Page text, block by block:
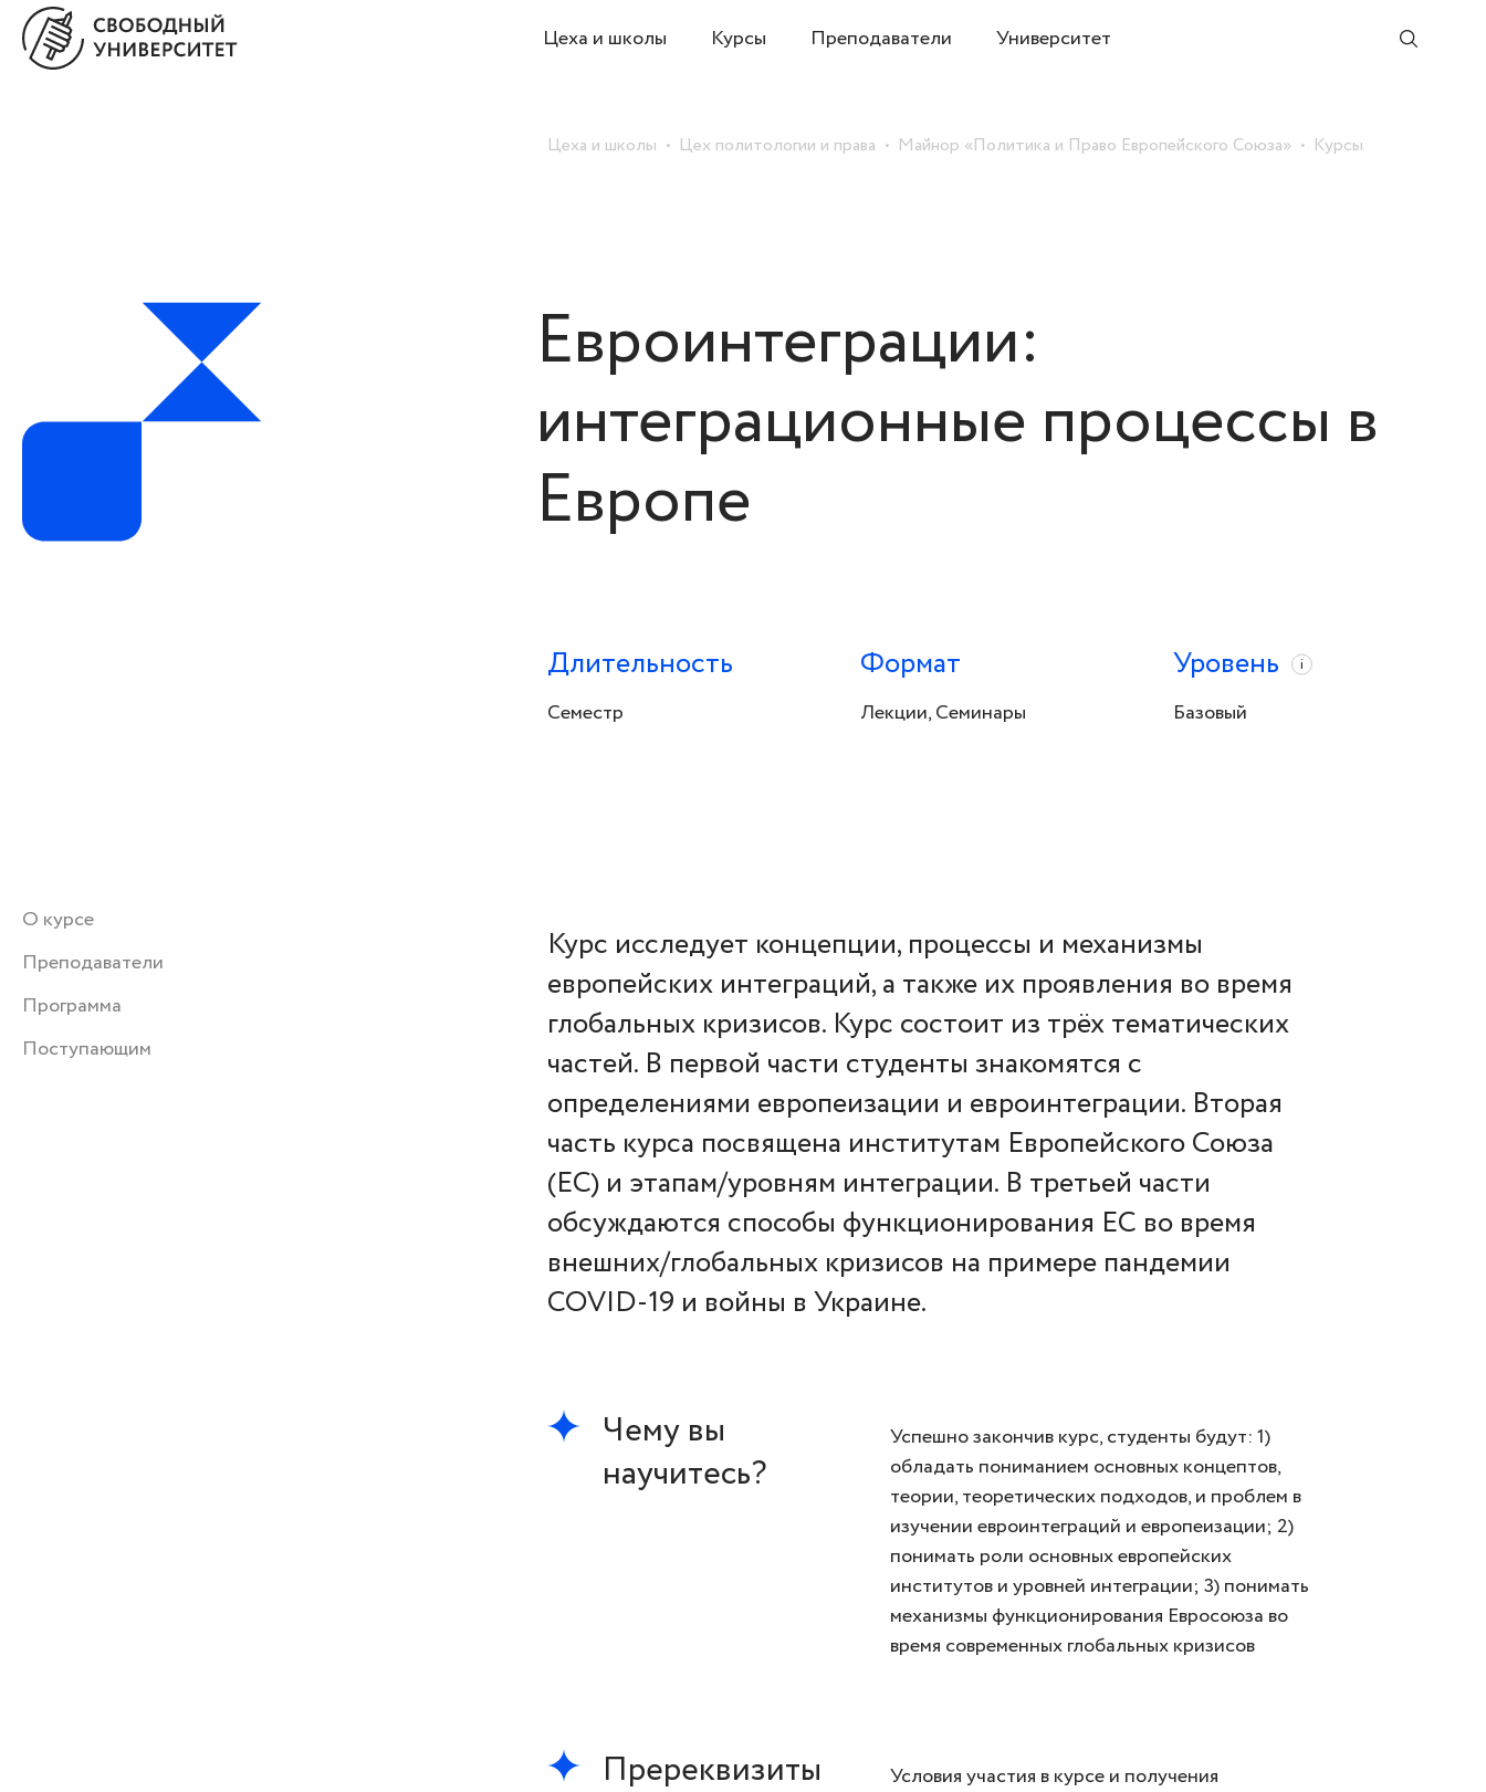
Цеха и школы Курсы Преподаватели Университет
Цеха и школы Цех политологии и права Майнор «Политика и Право Европейского Союза» Курсы
Евроинтеграции:
интеграционные процессы в
Европе
Длительность
Семестр
Формат
Лекции, Семинары
Уровень i
Базовый
О курсе
Преподаватели
Программа
Поступающим
Курс исследует концепции, процессы и механизмы
европейских интеграций, а также их проявления во время
глобальных кризисов. Курс состоит из трёх тематических
частей. В первой части студенты знакомятся с
определениями европеизации и евроинтеграции. Вторая
часть курса посвящена институтам Европейского Союза
(ЕС) и этапам/уровням интеграции. В третьей части
обсуждаются способы функционирования ЕС во время
внешних/глобальных кризисов на примере пандемии
COVID-19 и войны в Украине.
Чему вы
научитесь?
Успешно закончив курс, студенты будут: 1)
обладать пониманием основных концептов,
теории, теоретических подходов, и проблем в
изучении евроинтеграций и европеизации; 2)
понимать роли основных европейских
институтов и уровней интеграции; 3) понимать
механизмы функционирования Евросоюза во
время современных глобальных кризисов
Пререквизиты
Условия участия в курсе и получения